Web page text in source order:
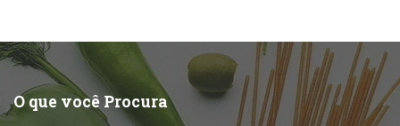
O que você Procura